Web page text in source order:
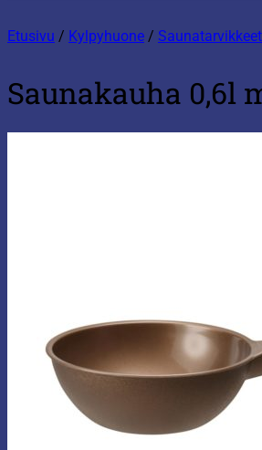
Etusivu / Kylpyhuone / Saunatarvikkeet
Saunakauha 0,6l